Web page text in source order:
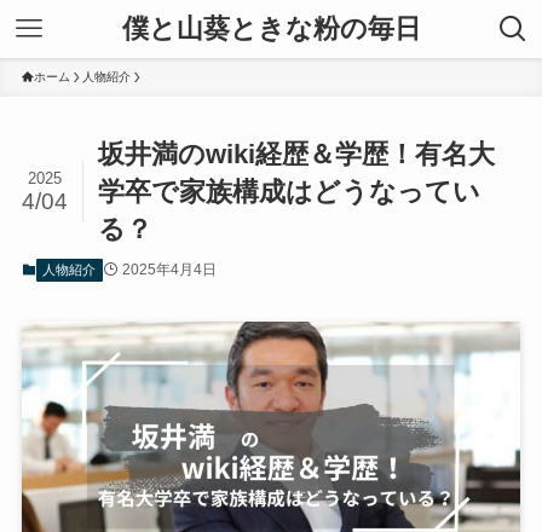
僕と山葵ときな粉の毎日
ホーム 人物紹介
坂井満のwiki経歴＆学歴！有名大
学卒で家族構成はどうなってい
る？
2025
4/04
人物紹介 2025年4月4日